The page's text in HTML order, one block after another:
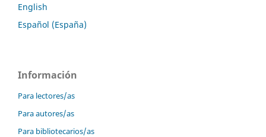
English
Español (España)
Información
Para lectores/as
Para autores/as
Para bibliotecarios/as